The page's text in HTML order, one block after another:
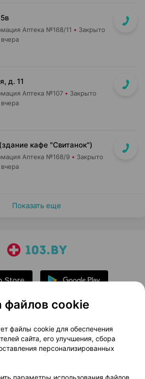
Аптека №168/11 Закрыто
д. 11
Аптека №107 Закрыто
кафе "Свитанок")
Аптека №168/9 Закрыто
Показать еще
Новости проекта
Медицинский маркетинг
договор
Доставка
файлов cookie
файлы cookie для обеспечения
сайта, его улучшения, сбора
персонализированных
параметры использования файлов